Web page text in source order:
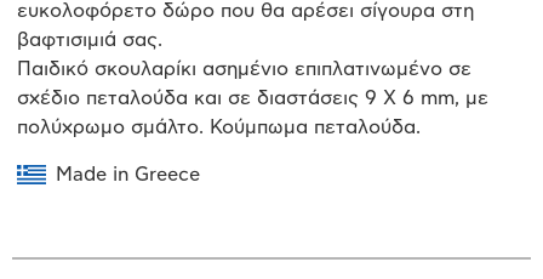
ευκολοφόρετο δώρο που θα αρέσει σίγουρα στη
βαφτισιμιά σας.
Παιδικό σκουλαρίκι ασημένιο επιπλατινωμένο σε
σχέδιο πεταλούδα και σε διαστάσεις 9 Χ 6 mm, με
πολύχρωμο σμάλτο. Κούμπωμα πεταλούδα.
Made in Greece